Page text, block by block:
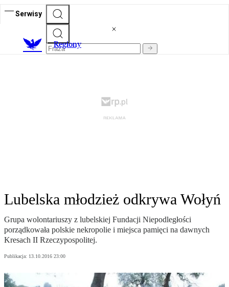
Serwisy
Regiony
Lubelska młodzież odkrywa Wołyń
Grupa wolontariuszy z lubelskiej Fundacji Niepodległości
porządkowała polskie nekropolie i miejsca pamięci na dawnych
Kresach II Rzeczypospolitej.
Publikacja: 13.10.2016 23:00